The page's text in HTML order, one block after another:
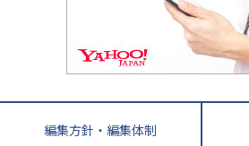
長崎県
鹿児島県 沖縄県
教育ジャーナリストが徹底解説
編集方針・編集体制